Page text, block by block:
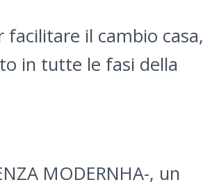
facilitare il cambio casa,
in tutte le fasi della
MODERNHA-, un